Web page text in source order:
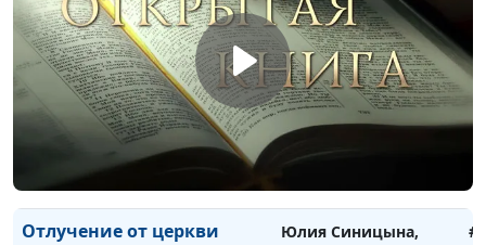
Олег Гончаров,
священнослужитель,
магистр богословия
Как укрепляться в вере?
Юлия Синицына,
Олег Гончаров,
священнослужитель,
магистр богословия
Отлучение от церкви
Юлия Синицына,